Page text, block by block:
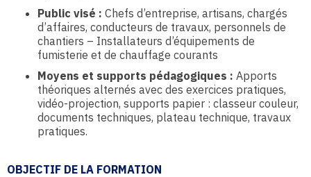
Public visé : Chefs d’entreprise, artisans, chargés
d’affaires, conducteurs de travaux, personnels de
chantiers – Installateurs d’équipements de
fumisterie et de chauffage courants
Moyens et supports pédagogiques : Apports
théoriques alternés avec des exercices pratiques,
vidéo-projection, supports papier : classeur couleur,
documents techniques, plateau technique, travaux
pratiques.
OBJECTIF DE LA FORMATION